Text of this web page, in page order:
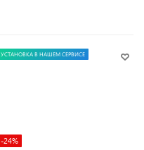
УСТАНОВКА В НАШЕМ СЕРВИСЕ
-24%